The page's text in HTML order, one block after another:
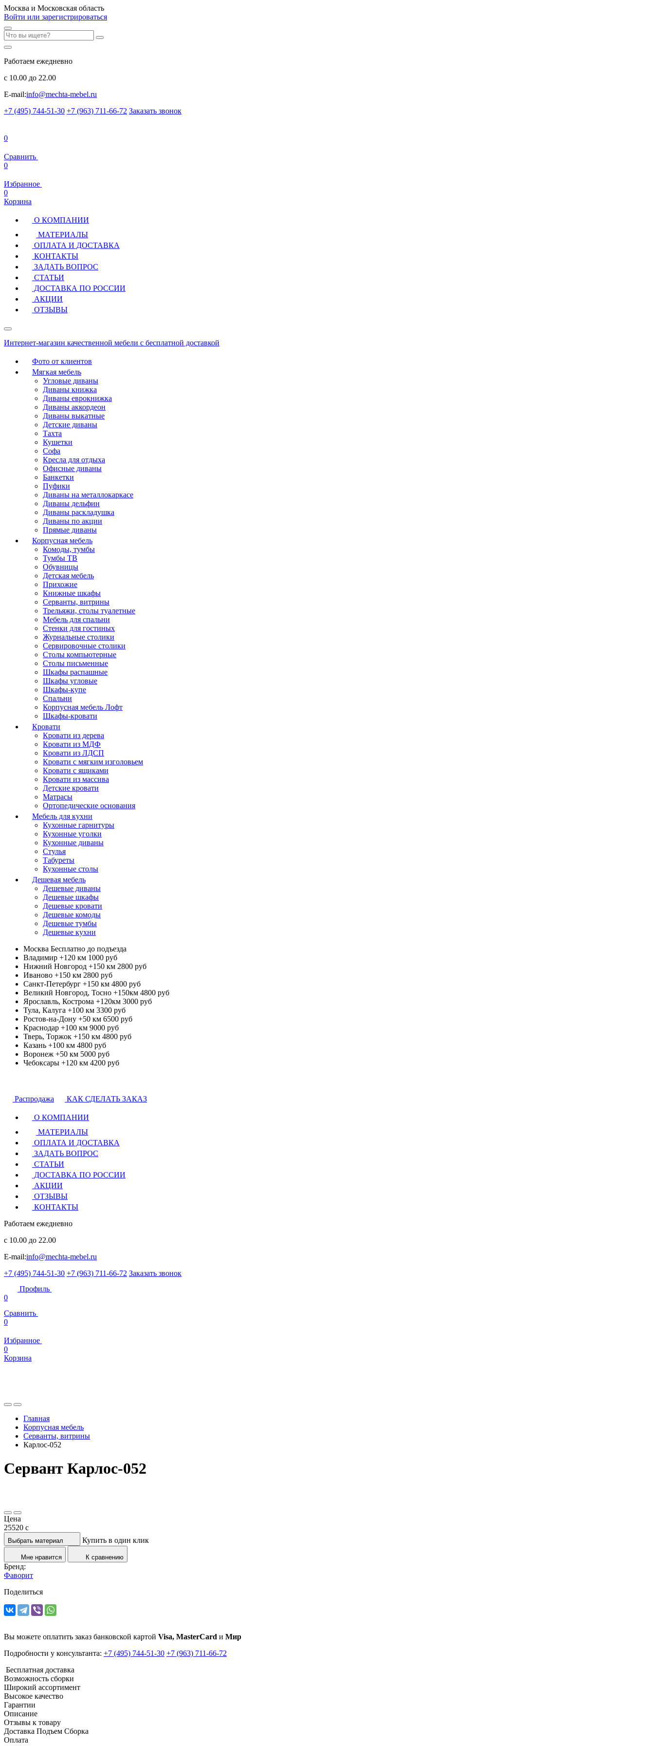
Москва и Московская область
Войти или зарегистрироваться
Работаем ежедневно
с 10.00 до 22.00
E-mail:info@mechta-mebel.ru
+7 (495) 744-51-30 +7 (963) 711-66-72 Заказать звонок
0
Сравнить
0
Избранное
0
Корзина
О КОМПАНИИ
МАТЕРИАЛЫ
ОПЛАТА И ДОСТАВКА
КОНТАКТЫ
ЗАДАТЬ ВОПРОС
СТАТЬИ
ДОСТАВКА ПО РОССИИ
АКЦИИ
ОТЗЫВЫ
Интернет-магазин качественной мебели с бесплатной доставкой
Фото от клиентов
Мягкая мебель
Угловые диваны
Диваны книжка
Диваны еврокнижка
Диваны аккордеон
Диваны выкатные
Детские диваны
Тахта
Кушетки
Софа
Кресла для отдыха
Офисные диваны
Банкетки
Пуфики
Диваны на металлокаркасе
Диваны дельфин
Диваны раскладушка
Диваны по акции
Прямые диваны
Корпусная мебель
Комоды, тумбы
Тумбы ТВ
Обувницы
Детская мебель
Прихожие
Книжные шкафы
Серванты, витрины
Трельяжи, столы туалетные
Мебель для спальни
Стенки для гостиных
Журнальные столики
Сервировочные столики
Столы компьютерные
Столы письменные
Шкафы распашные
Шкафы угловые
Шкафы-купе
Спальни
Корпусная мебель Лофт
Шкафы-кровати
Кровати
Кровати из дерева
Кровати из МДФ
Кровати из ЛДСП
Кровати с мягким изголовьем
Кровати с ящиками
Кровати из массива
Детские кровати
Матрасы
Ортопедические основания
Мебель для кухни
Кухонные гарнитуры
Кухонные уголки
Кухонные диваны
Стулья
Табуреты
Кухонные столы
Дешевая мебель
Дешевые диваны
Дешевые шкафы
Дешевые кровати
Дешевые комоды
Дешевые тумбы
Дешевые кухни
Москва Бесплатно до подъезда
Владимир +120 км 1000 руб
Нижний Новгород +150 км 2800 руб
Иваново +150 км 2800 руб
Санкт-Петербург +150 км 4800 руб
Великий Новгород, Тосно +150км 4800 руб
Ярославль, Кострома +120км 3000 руб
Тула, Калуга +100 км 3300 руб
Ростов-на-Дону +50 км 6500 руб
Краснодар +100 км 9000 руб
Тверь, Торжок +150 км 4800 руб
Казань +100 км 4800 руб
Воронеж +50 км 5000 руб
Чебоксары +120 км 4200 руб
Распродажа КАК СДЕЛАТЬ ЗАКАЗ
О КОМПАНИИ
МАТЕРИАЛЫ
ОПЛАТА И ДОСТАВКА
ЗАДАТЬ ВОПРОС
СТАТЬИ
ДОСТАВКА ПО РОССИИ
АКЦИИ
ОТЗЫВЫ
КОНТАКТЫ
Работаем ежедневно
с 10.00 до 22.00
E-mail:info@mechta-mebel.ru
+7 (495) 744-51-30 +7 (963) 711-66-72 Заказать звонок
Профиль
0
Сравнить
0
Избранное
0
Корзина
Главная
Корпусная мебель
Серванты, витрины
Карлос-052
Сервант Карлос-052
Цена
25520 c
Выбрать материал Купить в один клик
Мне нравится К сравнению
Бренд:
Фаворит
Поделиться
Вы можете оплатить заказ банковской картой Visa, MasterCard и Мир
Подробности у консультанта: +7 (495) 744-51-30 +7 (963) 711-66-72
Бесплатная доставка
Возможность сборки
Широкий ассортимент
Высокое качество
Гарантии
Описание
Отзывы к товару
Доставка Подъем Сборка
Оплата